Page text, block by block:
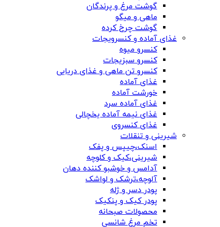
گوشت مرغ و پرندگان
ماهی و میگو
گوشت چرخ کرده
غذای آماده و کنسرویجات
کنسرو میوه
کنسرو سبزیجات
کنسرو تن ماهی و غذای دریایی
غذای آماده
خورشت آماده
غذای آماده سرد
غذای نیمه آماده یخچالی
غذای کنسروی
شیرینی و تنقلات
اسنک،چیپس و پفک
شیرینی،کیک و کلوچه
آدامس و خوشبو کننده دهان
آلوچه،ترشک و لواشک
پودر دسر و ژله
پودر کیک و پنکیک
محصولات صبحانه
تخم مرغ شانسی